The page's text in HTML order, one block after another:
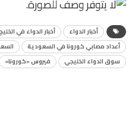
أخبار الدواء أخبار الدواء في
أعداد مصابي كورونا في السعودية
سوق الدواء الخليجي
فيروس «كورونا»